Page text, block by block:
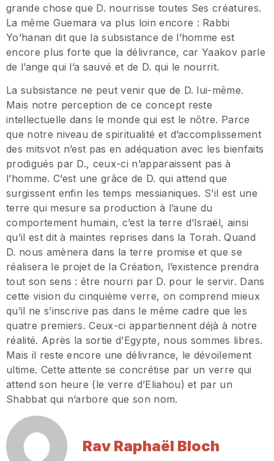
grande chose que D. nourrisse toutes Ses créatures.
La même Guemara va plus loin encore : Rabbi
Yo’hanan dit que la subsistance de l’homme est
encore plus forte que la délivrance, car Yaakov parle
de l’ange qui l’a sauvé et de D. qui le nourrit.
La subsistance ne peut venir que de D. lui-même.
Mais notre perception de ce concept reste
intellectuelle dans le monde qui est le nôtre. Parce
que notre niveau de spiritualité et d’accomplissement
des mitsvot n’est pas en adéquation avec les bienfaits
prodigués par D., ceux-ci n’apparaissent pas à
l’homme. C’est une grâce de D. qui attend que
surgissent enfin les temps messianiques. S’il est une
terre qui mesure sa production à l’aune du
comportement humain, c’est la terre d’Israël, ainsi
qu’il est dit à maintes reprises dans la Torah. Quand
D. nous amènera dans la terre promise et que se
réalisera le projet de la Création, l’existence prendra
tout son sens : être nourri par D. pour le servir. Dans
cette vision du cinquième verre, on comprend mieux
qu’il ne s’inscrive pas dans le même cadre que les
quatre premiers. Ceux-ci appartiennent déjà à notre
réalité. Après la sortie d’Egypte, nous sommes libres.
Mais il reste encore une délivrance, le dévoilement
ultime. Cette attente se concrétise par un verre qui
attend son heure (le verre d’Eliahou) et par un
Shabbat qui n’arbore que son nom.
Rav Raphaël Bloch